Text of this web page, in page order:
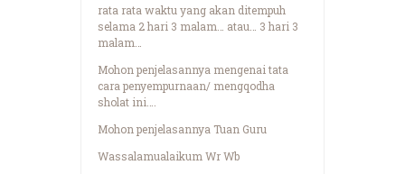
rata rata waktu yang akan ditempuh
selama 2 hari 3 malam… atau… 3 hari 3
malam…
Mohon penjelasannya mengenai tata
cara penyempurnaan/ mengqodha
sholat ini….
Mohon penjelasannya Tuan Guru
Wassalamualaikum Wr Wb